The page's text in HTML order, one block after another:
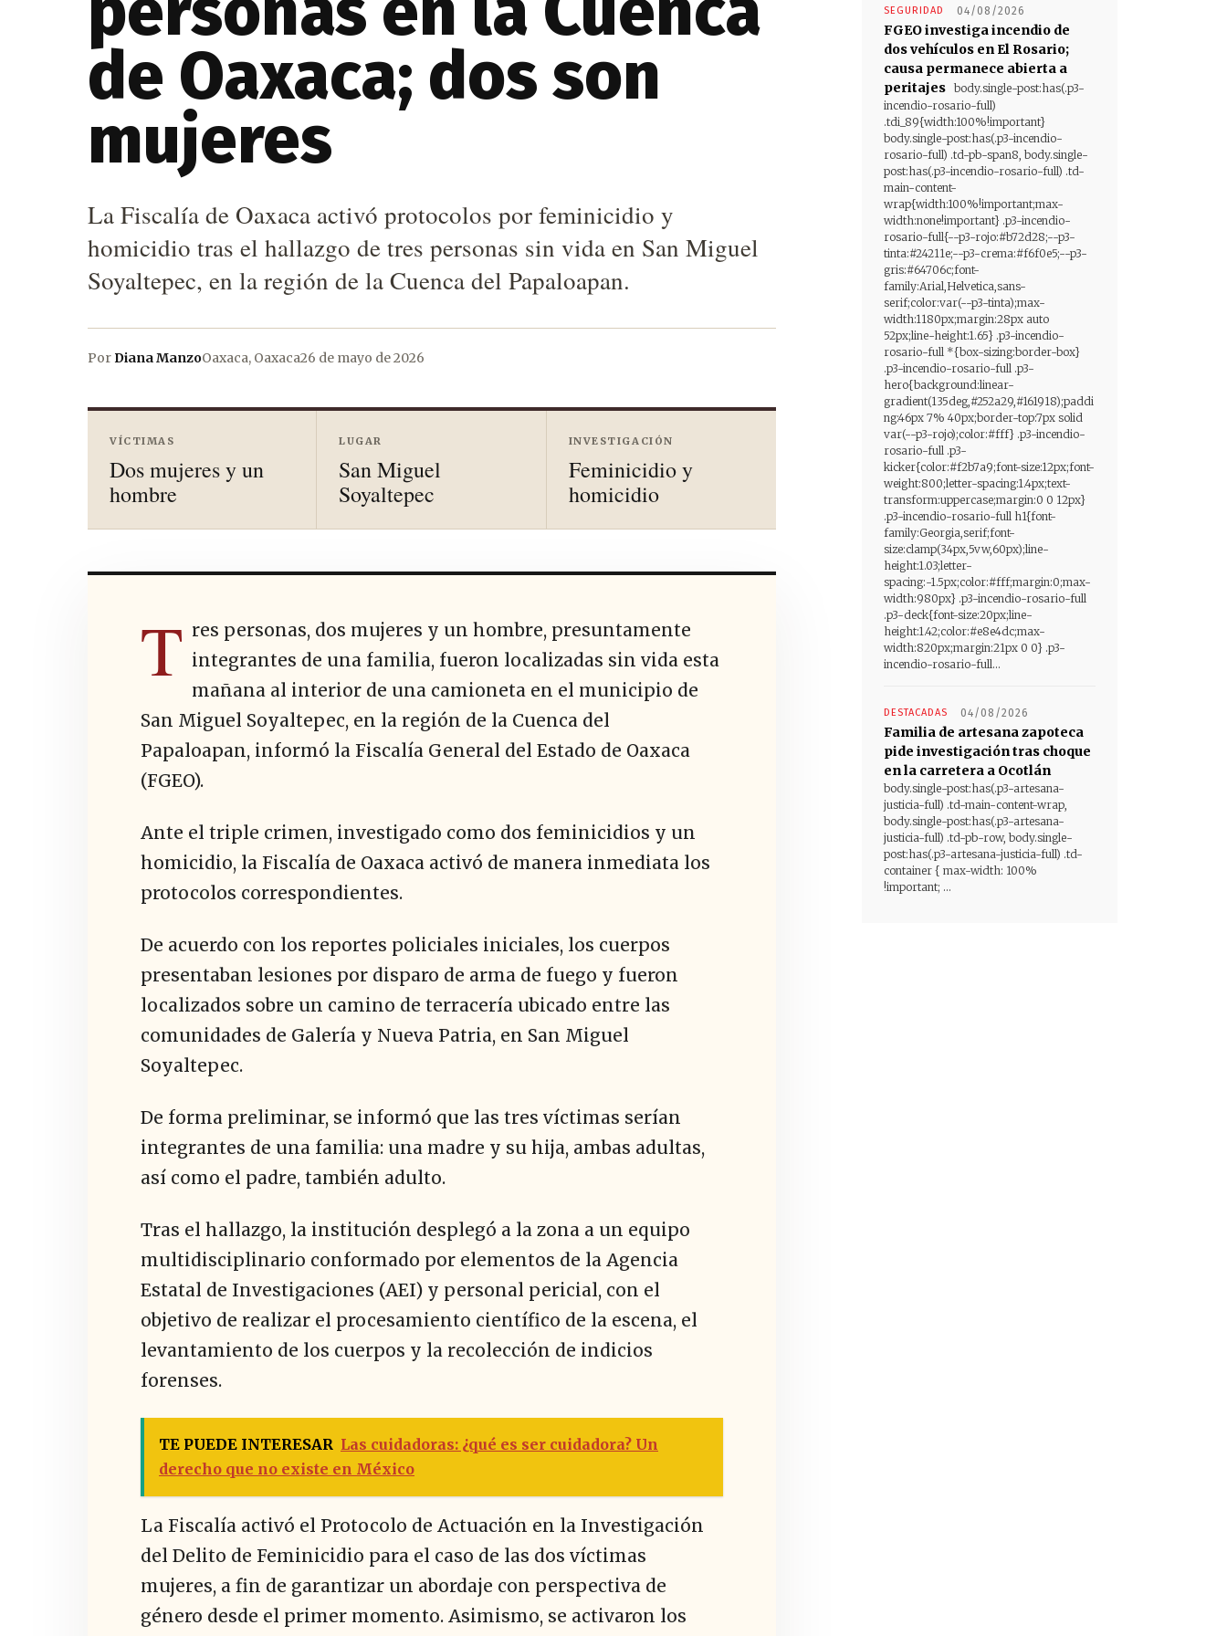
de Oaxaca; dos son
mujeres
La Fiscalía de Oaxaca activó protocolos por feminicidio y
homicidio tras el hallazgo de tres personas sin vida en San Miguel
Soyaltepec, en la región de la Cuenca del Papaloapan.
Por Diana ManzoOaxaca, Oaxaca26 de mayo de 2026
VÍCTIMAS
Dos mujeres y un
hombre
LUGAR
San Miguel
Soyaltepec
INVESTIGACIÓN
Feminicidio y
homicidio
T res personas, dos mujeres y un hombre, presuntamente
integrantes de una familia, fueron localizadas sin vida esta
mañana al interior de una camioneta en el municipio de
San Miguel Soyaltepec, en la región de la Cuenca del
Papaloapan, informó la Fiscalía General del Estado de Oaxaca
(FGEO).
Ante el triple crimen, investigado como dos feminicidios y un
homicidio, la Fiscalía de Oaxaca activó de manera inmediata los
protocolos correspondientes.
De acuerdo con los reportes policiales iniciales, los cuerpos
presentaban lesiones por disparo de arma de fuego y fueron
localizados sobre un camino de terracería ubicado entre las
comunidades de Galería y Nueva Patria, en San Miguel
Soyaltepec.
De forma preliminar, se informó que las tres víctimas serían
integrantes de una familia: una madre y su hija, ambas adultas,
así como el padre, también adulto.
Tras el hallazgo, la institución desplegó a la zona a un equipo
multidisciplinario conformado por elementos de la Agencia
Estatal de Investigaciones (AEI) y personal pericial, con el
objetivo de realizar el procesamiento científico de la escena, el
levantamiento de los cuerpos y la recolección de indicios
forenses.
TE PUEDE INTERESAR Las cuidadoras: ¿qué es ser cuidadora? Un
derecho que no existe en México
La Fiscalía activó el Protocolo de Actuación en la Investigación
del Delito de Feminicidio para el caso de las dos víctimas
mujeres, a fin de garantizar un abordaje con perspectiva de
género desde el primer momento. Asimismo, se activaron los
SEGURIDAD 04/08/2026
FGEO investiga incendio de
dos vehículos en El Rosario;
causa permanece abierta a
peritajes body.single-post:has(.p3-
incendio-rosario-full)
.tdi_89{width:100%!important}
body.single-post:has(.p3-incendio-
rosario-full) .td-pb-span8, body.single-
post:has(.p3-incendio-rosario-full) .td-
main-content-
wrap{width:100%!important;max-
width:none!important} .p3-incendio-
rosario-full{--p3-rojo:#b72d28;--p3-
tinta:#24211e;--p3-crema:#f6f0e5;--p3-
gris:#64706c;font-
family:Arial,Helvetica,sans-
serif;color:var(--p3-tinta);max-
width:1180px;margin:28px auto
52px;line-height:1.65} .p3-incendio-
rosario-full *{box-sizing:border-box}
.p3-incendio-rosario-full .p3-
hero{background:linear-
gradient(135deg,#252a29,#161918);paddi
ng:46px 7% 40px;border-top:7px solid
var(--p3-rojo);color:#fff} .p3-incendio-
rosario-full .p3-
kicker{color:#f2b7a9;font-size:12px;font-
weight:800;letter-spacing:1.4px;text-
transform:uppercase;margin:0 0 12px}
.p3-incendio-rosario-full h1{font-
family:Georgia,serif;font-
size:clamp(34px,5vw,60px);line-
height:1.03;letter-
spacing:-1.5px;color:#fff;margin:0;max-
width:980px} .p3-incendio-rosario-full
.p3-deck{font-size:20px;line-
height:1.42;color:#e8e4dc;max-
width:820px;margin:21px 0 0} .p3-
incendio-rosario-full...
DESTACADAS 04/08/2026
Familia de artesana zapoteca
pide investigación tras choque
en la carretera a Ocotlán
body.single-post:has(.p3-artesana-
justicia-full) .td-main-content-wrap,
body.single-post:has(.p3-artesana-
justicia-full) .td-pb-row, body.single-
post:has(.p3-artesana-justicia-full) .td-
container { max-width: 100%
!important; ...